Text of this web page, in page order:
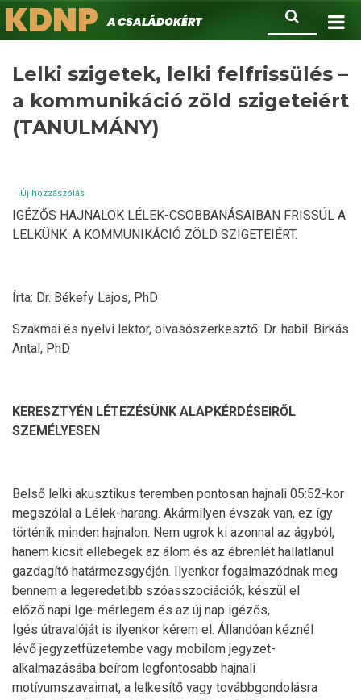
Ugrás
a
Keresés
KDNPA családokért.
Lelki szigetek, lelki felfrissülés –
a kommunikáció zöld szigeteiért
(TANULMÁNY)
Új hozzászólás
IGÉZŐS HAJNALOK LÉLEK-CSOBBANÁSAIBAN FRISSÜL A
LELKÜNK. A KOMMUNIKÁCIÓ ZÖLD SZIGETEIÉRT.
Írta: Dr. Békefy Lajos, PhD
Szakmai és nyelvi lektor, olvasószerkesztő: Dr. habil. Birkás
Antal, PhD
KERESZTYÉN LÉTEZÉSÜNK ALAPKÉRDÉSEIRŐL
SZEMÉLYESEN
Belső lelki akusztikus teremben pontosan hajnali 05:52-kor
megszólal a Lélek-harang. Akármilyen évszak van, ez így
történik minden hajnalon. Nem ugrok ki azonnal az ágyból,
hanem kicsit ellebegek az álom és az ébrenlét hallatlanul
gazdagító határmezsgyéjén. Ilyenkor fogalmazódnak meg
bennem a legeredetibb szóasszociációk, készül el
előző napi Ige-mérlegem és az új nap igézős,
Igés útravalóját is ilyenkor kérem el. Állandóan kéznél
lévő jegyzetfüzetembe vagy mobilom jegyzet-
alkalmazásába beírom legfontosabb hajnali
motívumszavaimat, a lelkesítő vagy továbbgondolásra